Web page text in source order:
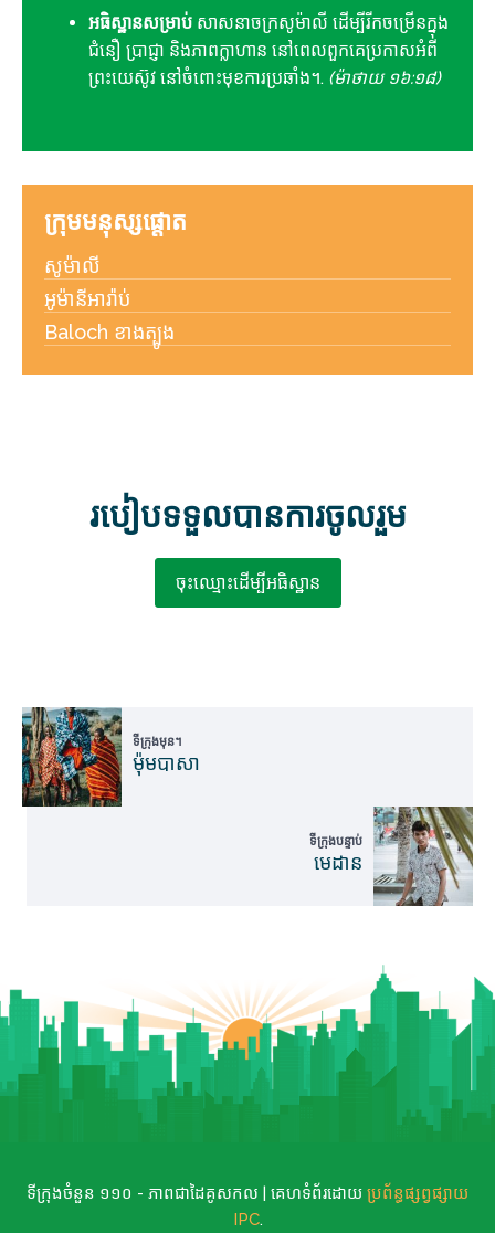
អធិស្ឋានសម្រាប់ សាសនាចក្រសូម៉ាលី ដើម្បីរីកចម្រើនក្នុង
ជំនឿ ប្រាជ្ញា និងភាពក្លាហាន នៅពេលពួកគេប្រកាសអំពី
ព្រះយេស៊ូវ នៅចំពោះមុខការប្រឆាំង។. (ម៉ាថាយ ១៦:១៨)
ក្រុមមនុស្សផ្តោត
សូម៉ាលី
អូម៉ានីអារ៉ាប់
Baloch ខាងត្បូង
របៀបទទួលបានការចូលរួម
ចុះឈ្មោះដើម្បីអធិស្ឋាន
ទីក្រុងមុន។
ម៉ុមបាសា
ទីក្រុងបន្ទាប់
មេដាន
ទីក្រុងចំនួន ១១០ - ភាពជាដៃគូសកល | គេហទំព័រដោយ ប្រព័ន្ធផ្សព្វផ្សាយ
IPC.